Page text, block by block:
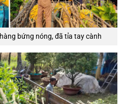
bứng nóng, đã tỉa tay cành